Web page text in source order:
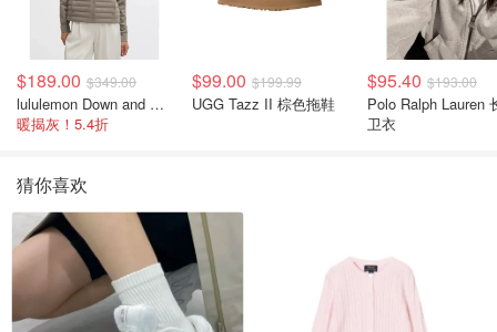
$189.00 $349.00
lululemon Down and Around 羽绒夹克
暖揭灰！5.4折
$99.00 $199.99
UGG Tazz II 棕色拖鞋
$95.40 $193.00
Polo Ralph Lauren
卫衣
猜你喜欢